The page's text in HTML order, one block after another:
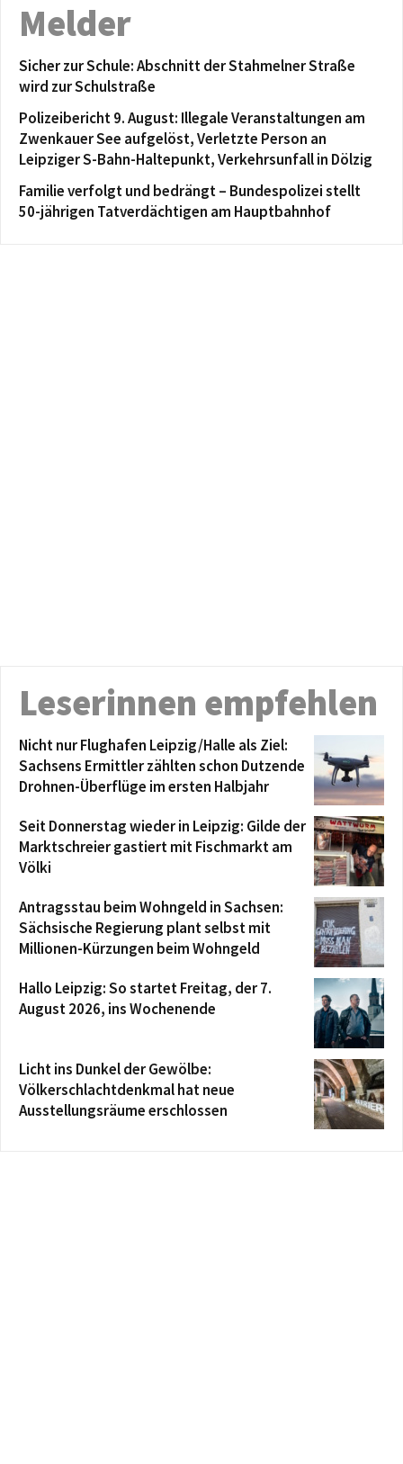
Melder
Sicher zur Schule: Abschnitt der Stahmelner Straße
wird zur Schulstraße
Polizeibericht 9. August: Illegale Veranstaltungen am
Zwenkauer See aufgelöst, Verletzte Person an
Leipziger S-Bahn-Haltepunkt, Verkehrsunfall in Dölzig
Familie verfolgt und bedrängt – Bundespolizei stellt
50-jährigen Tatverdächtigen am Hauptbahnhof
Leserinnen empfehlen
Nicht nur Flughafen Leipzig/Halle als Ziel:
Sachsens Ermittler zählten schon Dutzende
Drohnen-Überflüge im ersten Halbjahr
Seit Donnerstag wieder in Leipzig: Gilde der
Marktschreier gastiert mit Fischmarkt am
Völki
Antragsstau beim Wohngeld in Sachsen:
Sächsische Regierung plant selbst mit
Millionen-Kürzungen beim Wohngeld
Hallo Leipzig: So startet Freitag, der 7.
August 2026, ins Wochenende
Licht ins Dunkel der Gewölbe:
Völkerschlachtdenkmal hat neue
Ausstellungsräume erschlossen